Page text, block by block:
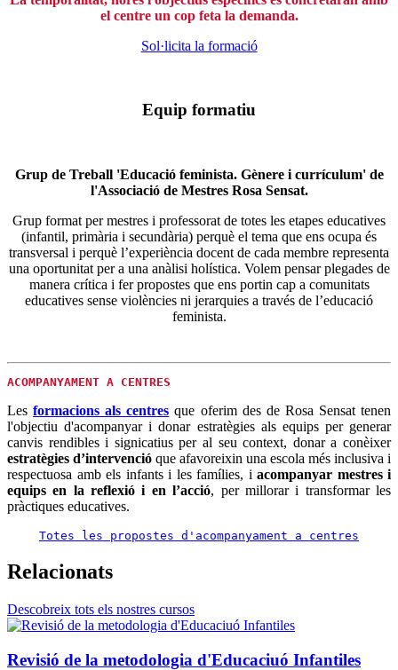
el centre un cop feta la demanda.
Sol·licita la formació
Equip formatiu
Grup de Treball 'Educació feminista. Gènere i currículum' de
l'Associació de Mestres Rosa Sensat.
Grup format per mestres i professorat de totes les etapes educatives
(infantil, primària i secundària) perquè el tema que ens ocupa és
transversal i perquè l’experiència docent de cada membre representa
una oportunitat per a una anàlisi holística. Volem pensar plegades de
manera crítica i fer propostes que ens portin cap a comunitats
educatives sense violències ni jerarquies a través de l’educació
feminista.
ACOMPANYAMENT A CENTRES
Lesformacions als centres que oferim des de Rosa Sensat tenen
l'objectiu d'acompanyar i donar estratègies als equips per generar
canvis rendibles i signicatius per al seu context, donar a conèixer
estratègies d’intervenció que afavoreixin una escola més inclusiva i
respectuosa amb els infants i les famílies, i acompanyar mestres i
equips en la reflexió i en l’acció, per millorar i transformar les
pràctiques educatives.
Totes les propostes d'acompanyament a centres
Relacionats
Descobreix tots els nostres cursos
Revisió de la metodologia d'Educaciuó Infantiles